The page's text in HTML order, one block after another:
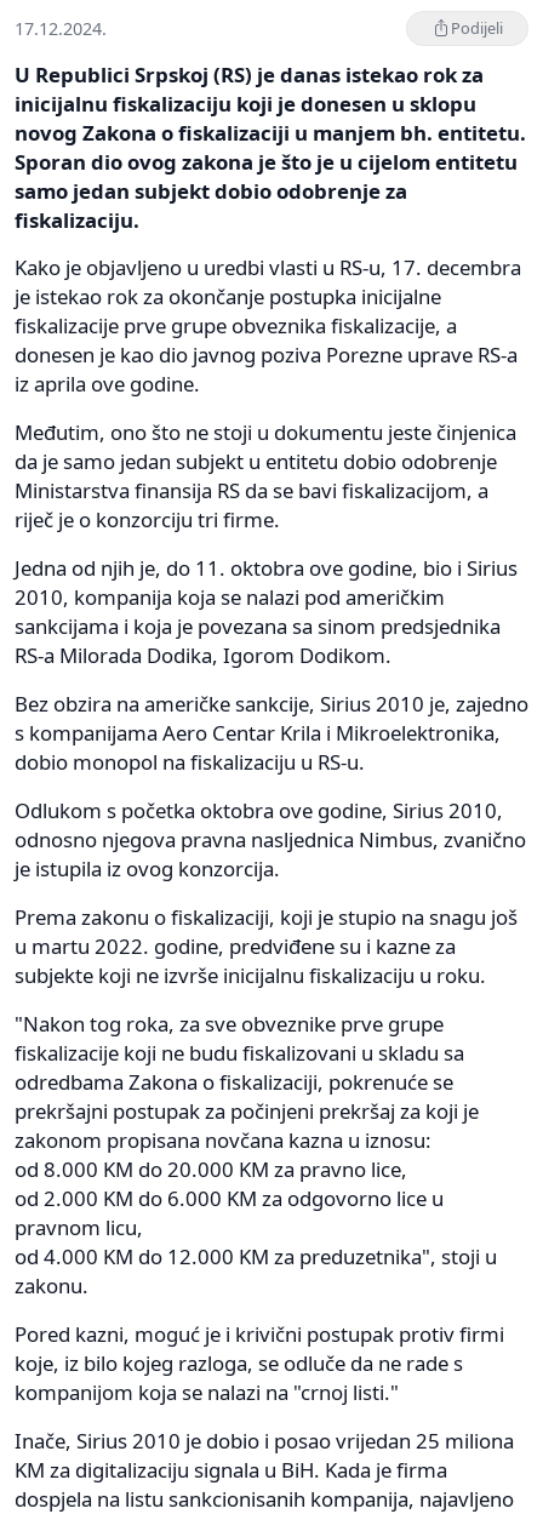
17.12.2024. Podijeli
U Republici Srpskoj (RS) je danas istekao rok za
inicijalnu fiskalizaciju koji je donesen u sklopu
novog Zakona o fiskalizaciji u manjem bh. entitetu.
Sporan dio ovog zakona je što je u cijelom entitetu
samo jedan subjekt dobio odobrenje za
fiskalizaciju.
Kako je objavljeno u uredbi vlasti u RS-u, 17. decembra
je istekao rok za okončanje postupka inicijalne
fiskalizacije prve grupe obveznika fiskalizacije, a
donesen je kao dio javnog poziva Porezne uprave RS-a
iz aprila ove godine.
Međutim, ono što ne stoji u dokumentu jeste činjenica
da je samo jedan subjekt u entitetu dobio odobrenje
Ministarstva finansija RS da se bavi fiskalizacijom, a
riječ je o konzorciju tri firme.
Jedna od njih je, do 11. oktobra ove godine, bio i Sirius
2010, kompanija koja se nalazi pod američkim
sankcijama i koja je povezana sa sinom predsjednika
RS-a Milorada Dodika, Igorom Dodikom.
Bez obzira na američke sankcije, Sirius 2010 je, zajedno
s kompanijama Aero Centar Krila i Mikroelektronika,
dobio monopol na fiskalizaciju u RS-u.
Odlukom s početka oktobra ove godine, Sirius 2010,
odnosno njegova pravna nasljednica Nimbus, zvanično
je istupila iz ovog konzorcija.
Prema zakonu o fiskalizaciji, koji je stupio na snagu još
u martu 2022. godine, predviđene su i kazne za
subjekte koji ne izvrše inicijalnu fiskalizaciju u roku.
"Nakon tog roka, za sve obveznike prve grupe
fiskalizacije koji ne budu fiskalizovani u skladu sa
odredbama Zakona o fiskalizaciji, pokrenuće se
prekršajni postupak za počinjeni prekršaj za koji je
zakonom propisana novčana kazna u iznosu:
od 8.000 KM do 20.000 KM za pravno lice,
od 2.000 KM do 6.000 KM za odgovorno lice u
pravnom licu,
od 4.000 KM do 12.000 KM za preduzetnika", stoji u
zakonu.
Pored kazni, moguć je i krivični postupak protiv firmi
koje, iz bilo kojeg razloga, se odluče da ne rade s
kompanijom koja se nalazi na "crnoj listi."
Inače, Sirius 2010 je dobio i posao vrijedan 25 miliona
KM za digitalizaciju signala u BiH. Kada je firma
dospjela na listu sankcionisanih kompanija, najavljeno